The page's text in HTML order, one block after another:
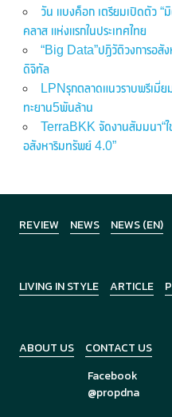
วัน แบงค็อก เตรียมเปิดตัว “
คลาส แห่งแรกในประเทศไทย
“Big Data”ปฏิวัติวงการอสั
ดิจิทัล
LPNรุกตลาดแนวราบพรีเมี่
ทะยาน5พันล้าน
TerraBKK จัดงานสัมมนา“
อสังหาริมทรัพย์ 4.0”
REVIEW NEWS NEWS (EN)
LIVING IN STYLE ARTICLE
ABOUT US
CONTACT US
Facebook
@propdna